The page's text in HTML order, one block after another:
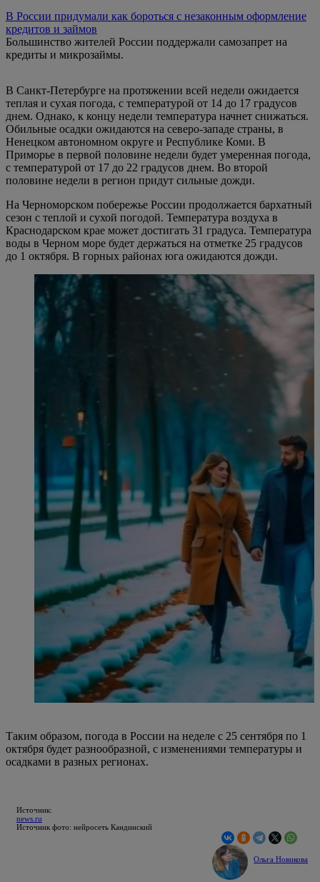
В России придумали как бороться с незаконным оформление
кредитов и займов
Большинство жителей России поддержали самозапрет на
кредиты и микрозаймы.
В Санкт-Петербурге на протяжении всей недели ожидается
теплая и сухая погода, с температурой от 14 до 17 градусов
днем. Однако, к концу недели температура начнет снижаться.
Обильные осадки ожидаются на северо-западе страны, в
Ненецком автономном округе и Республике Коми. В
Приморье в первой половине недели будет умеренная погода,
с температурой от 17 до 22 градусов днем. Во второй
половине недели в регион придут сильные дожди.
На Черноморском побережье России продолжается бархатный
сезон с теплой и сухой погодой. Температура воздуха в
Краснодарском крае может достигать 31 градуса. Температура
воды в Черном море будет держаться на отметке 25 градусов
до 1 октября. В горных районах юга ожидаются дожди.
Таким образом, погода в России на неделе с 25 сентября по 1
октября будет разнообразной, с изменениями температуры и
осадками в разных регионах.
Источник:
news.ru
Источник фото: нейросеть Кандинский
Ольга Новикова